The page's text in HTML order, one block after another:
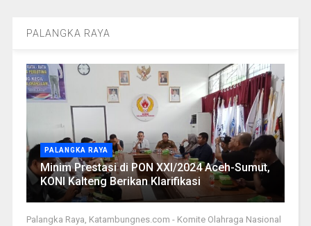
PALANGKA RAYA
PALANGKA RAYA
Minim Prestasi di PON XXI/2024 Aceh-Sumut,
KONI Kalteng Berikan Klarifikasi
Palangka Raya, Katambungnes.com - Komite Olahraga Nasional